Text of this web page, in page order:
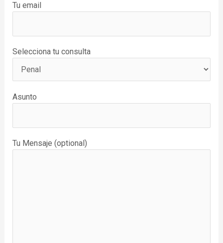
Tu email
Selecciona tu consulta
Asunto
Tu Mensaje (optional)